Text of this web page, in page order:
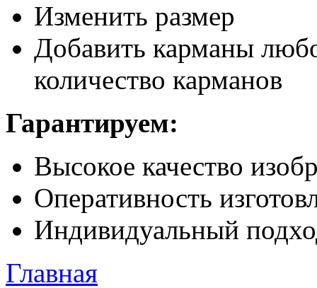
Изменить размер
Добавить карманы
количество карманов
Гарантируем:
Высокое качество
Оперативность
Индивидуальный
Главная